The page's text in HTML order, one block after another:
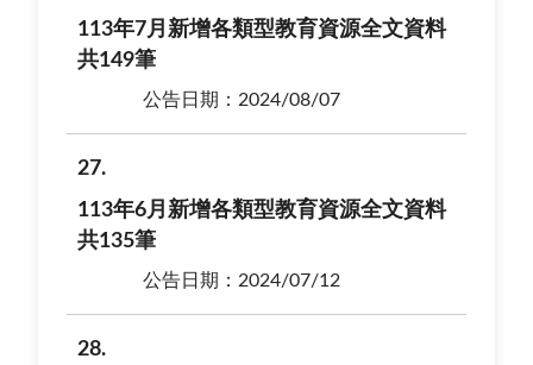
113年7月新增各類型教育資源全文資料
共149筆
公告日期：2024/08/07
27
113年6月新增各類型教育資源全文資料
共135筆
公告日期：2024/07/12
28